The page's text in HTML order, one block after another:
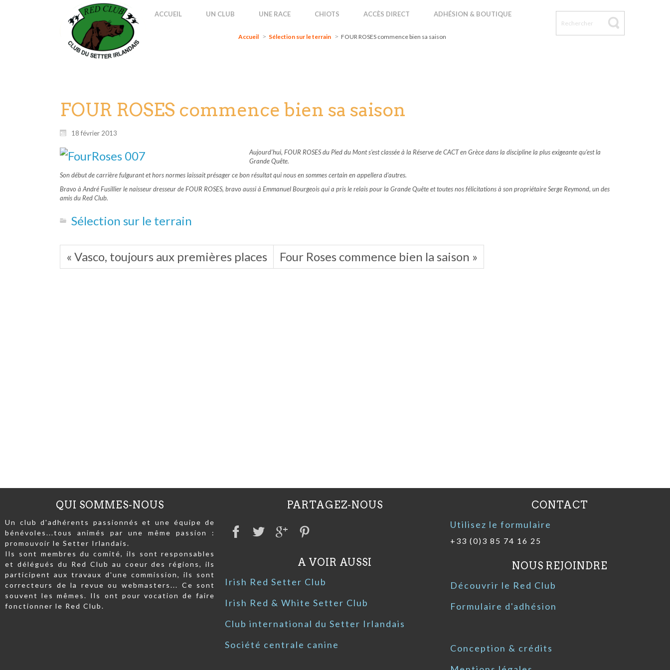
ACCUEIL UN CLUB UNE RACE CHIOTS ACCÈS DIRECT ADHÉSION & BOUTIQUE
Accueil Sélection sur le terrain FOUR ROSES commence bien sa saison
FOUR ROSES commence bien sa saison
18 février 2013
Aujourd’hui, FOUR ROSES du Pied du Mont s’est classée à la Réserve de CACT en Grèce dans la discipline la plus exigeante qu’est la
Grande Quête.
Son début de carrière fulgurant et hors normes laissait présager ce bon résultat qui nous en sommes certain en appellera d’autres.
Bravo à André Fusillier le naisseur dresseur de FOUR ROSES, bravo aussi à Emmanuel Bourgeois qui a pris le relais pour la Grande Quête et toutes nos félicitations à son propriétaire Serge Reymond, un des
amis du Red Club.
Sélection sur le terrain
« Vasco, toujours aux premières places Four Roses commence bien la saison »
QUI SOMMES-NOUS
Un club d'adhérents passionnés et une équipe de
bénévoles...tous animés par une même passion :
promouvoir le Setter Irlandais.
Ils sont membres du comité, ils sont responsables
et délégués du Red Club au coeur des régions, ils
participent aux travaux d'une commission, ils sont
correcteurs de la revue ou webmasters... Ce sont
souvent les mêmes. Ils ont pour vocation de faire
fonctionner le Red Club.
PARTAGEZ-NOUS
A VOIR AUSSI
Irish Red Setter Club
Irish Red & White Setter Club
Club international du Setter Irlandais
Société centrale canine
CONTACT
Utilisez le formulaire
+33 (0)3 85 74 16 25
NOUS REJOINDRE
Découvrir le Red Club
Formulaire d'adhésion
Conception & crédits